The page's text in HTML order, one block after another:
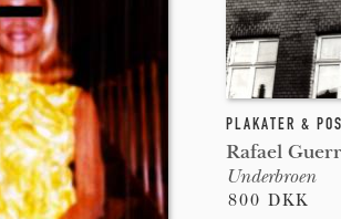
PLAKATER &
Rafael
Underbroen
800 DKK